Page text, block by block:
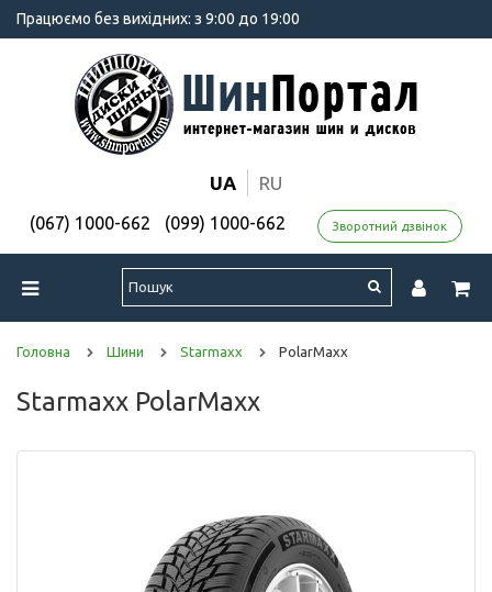
Працюємо без вихідних: з 9:00 до 19:00
UA RU
(067) 1000-662 (099) 1000-662 Зворотний дзвінок
Головна Шини Starmaxx PolarMaxx
Starmaxx PolarMaxx